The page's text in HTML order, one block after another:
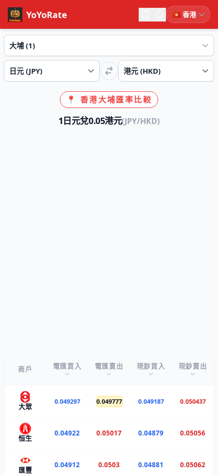
YoYoRate
📍 香港大埔匯率比較
1日元兌0.05港元(JPY/HKD)
商戶 電匯買入 電匯賣出 現鈔買入 現鈔賣出
大眾
0.049297 0.049777 0.049187 0.050437
恒生
0.04922 0.05017 0.04879 0.05056
匯豐
0.04912 0.0503 0.04881 0.05062